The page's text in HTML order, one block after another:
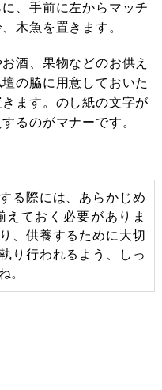
、手前に左からマッチ
木魚を置きます。
酒、果物などのお供え
の脇に用意しておいた
ます。のし紙の文字が
るのがマナーです。
る際には、あらかじめ
ておく必要がありま
、供養するために大切
り行われるよう、しっ
。